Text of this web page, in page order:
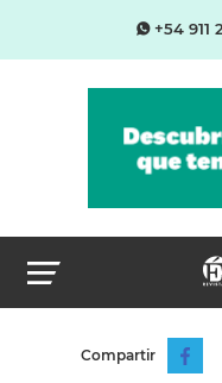
+54 911
Compartir